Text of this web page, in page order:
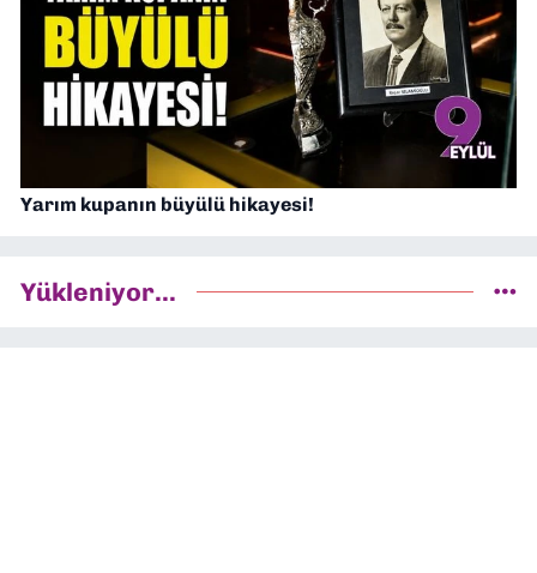
Yarım kupanın büyülü hikayesi!
Yükleniyor...